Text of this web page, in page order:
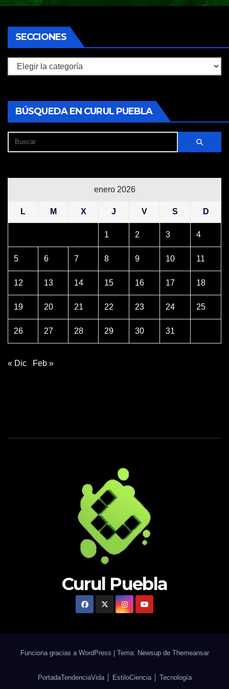
SECCIONES
Secciones
BÚSQUEDA EN CURUL PUEBLA
enero 2026
L M X J V S D
1 2 3 4
5 6 7 8 9 10 11
12 13 14 15 16 17 18
19 20 21 22 23 24 25
26 27 28 29 30 31
« Dic Feb »
Curul Puebla
Funciona gracias a WordPress | Tema: Newsup de Themeansar
PortadaTendenciaVida │ EstiloCiencia │ Tecnología